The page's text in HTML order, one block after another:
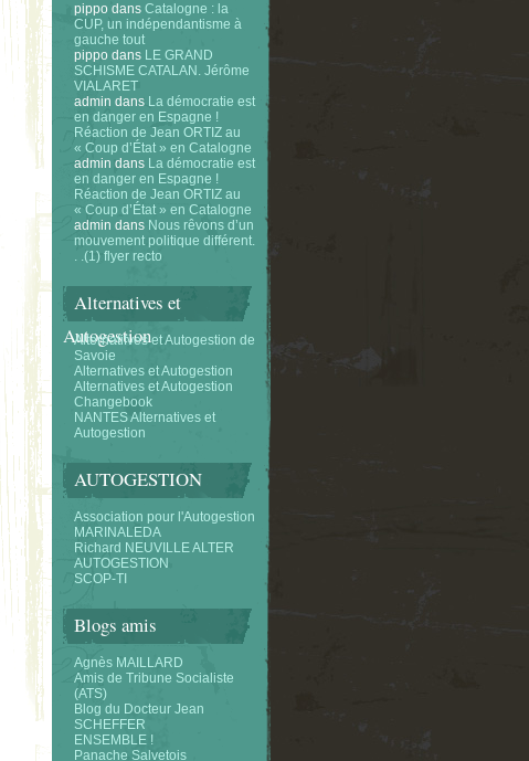
pippo dans Catalogne : la
CUP, un indépendantisme à
gauche tout
pippo dans LE GRAND
SCHISME CATALAN. Jérôme
VIALARET
admin dans La démocratie est
en danger en Espagne !
Réaction de Jean ORTIZ au
« Coup d’État » en Catalogne
admin dans La démocratie est
en danger en Espagne !
Réaction de Jean ORTIZ au
« Coup d’État » en Catalogne
admin dans Nous rêvons d’un
mouvement politique différent.
. .(1) flyer recto
Alternatives et
Autogestion
Alternatifves et Autogestion de
Savoie
Alternatives et Autogestion
Alternatives et Autogestion
Changebook
NANTES Alternatives et
Autogestion
AUTOGESTION
Association pour l'Autogestion
MARINALEDA
Richard NEUVILLE ALTER
AUTOGESTION
SCOP-TI
Blogs amis
Agnès MAILLARD
Amis de Tribune Socialiste
(ATS)
Blog du Docteur Jean
SCHEFFER
ENSEMBLE !
Panache Salvetois